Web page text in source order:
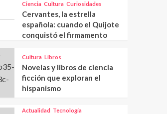
Ciencia Cultura Curiosidades
Cervantes, la estrella
española: cuando el Quijote
conquistó el firmamento
Cultura Libros
Novelas y libros de ciencia
ficción que exploran el
hispanismo
Actualidad Tecnología